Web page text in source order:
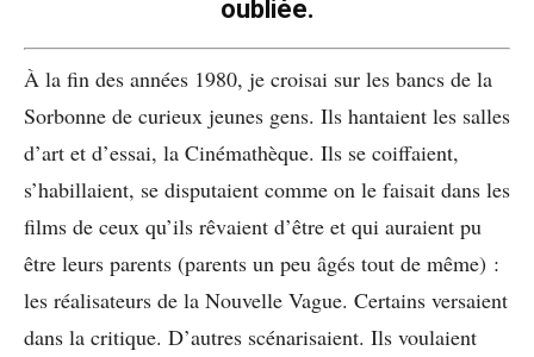
oubliée.
À la fin des années 1980, je croisai sur les bancs de la
Sorbonne de curieux jeunes gens. Ils hantaient les salles
d’art et d’essai, la Cinémathèque. Ils se coiffaient,
s’habillaient, se disputaient comme on le faisait dans les
films de ceux qu’ils rêvaient d’être et qui auraient pu
être leurs parents (parents un peu âgés tout de même) :
les réalisateurs de la Nouvelle Vague. Certains versaient
dans la critique. D’autres scénarisaient. Ils voulaient